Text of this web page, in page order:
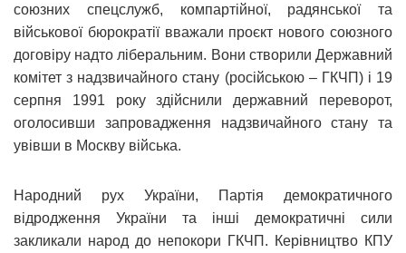
союзних спецслужб, компартійної, радянської та
військової бюрократії вважали проєкт нового союзного
договіру надто ліберальним. Вони створили Державний
комітет з надзвичайного стану (російською – ГКЧП) і 19
серпня 1991 року здійснили державний переворот,
оголосивши запровадження надзвичайного стану та
увівши в Москву війська.
Народний рух України, Партія демократичного
відродження України та інші демократичні сили
закликали народ до непокори ГКЧП. Керівництво КПУ